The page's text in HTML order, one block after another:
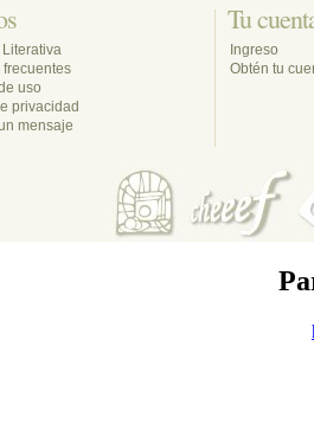
frecuentes
uso
privacidad
mensaje
Tu
Ingreso
Obtén tu